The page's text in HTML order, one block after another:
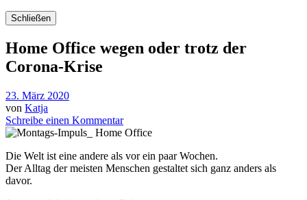
Schließen
Home Office wegen oder trotz der
Corona-Krise
23. März 2020
von Katja
Schreibe einen Kommentar
Die Welt ist eine andere als vor ein paar Wochen.
Der Alltag der meisten Menschen gestaltet sich ganz anders als
davor.